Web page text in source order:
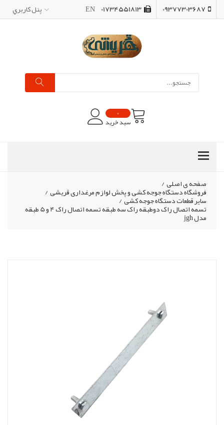
09377303687
01734551813
EN پنل کاربري
0
سبد خرید
صفحه ی اصلی/
فروشگاه دستگاه جوجه کشی و پخش لوازم مرغداری قریشی/
سایر قطعات دستگاه جوجه کشی/
تسمه اتصال راک دوطبقه راک سه طبقه تسمه اتصال راک 4 و 5 طبقه
مدل jgh